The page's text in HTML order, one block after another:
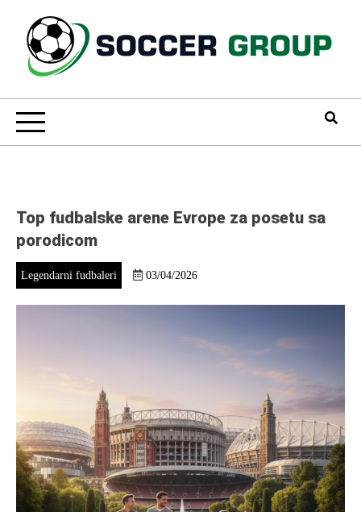
content
Soccer Group
Top fudbalske arene Evrope za posetu sa
porodicom
Legendarni fudbaleri 03/04/2026